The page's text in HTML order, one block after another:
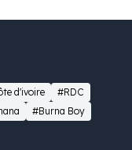
d'ivoire
#RDC
#Burna Boy